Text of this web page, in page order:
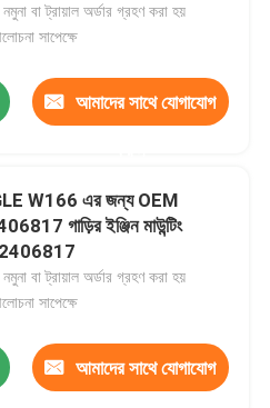
বা ট্রায়াল অর্ডার গ্রহণ করা হয়
সাপেক্ষে
আমাদের সাথে যোগাযোগ
W166 এর জন্য OEM
গাড়ির ইঞ্জিন মাউন্টিং
বা ট্রায়াল অর্ডার গ্রহণ করা হয়
সাপেক্ষে
আমাদের সাথে যোগাযোগ